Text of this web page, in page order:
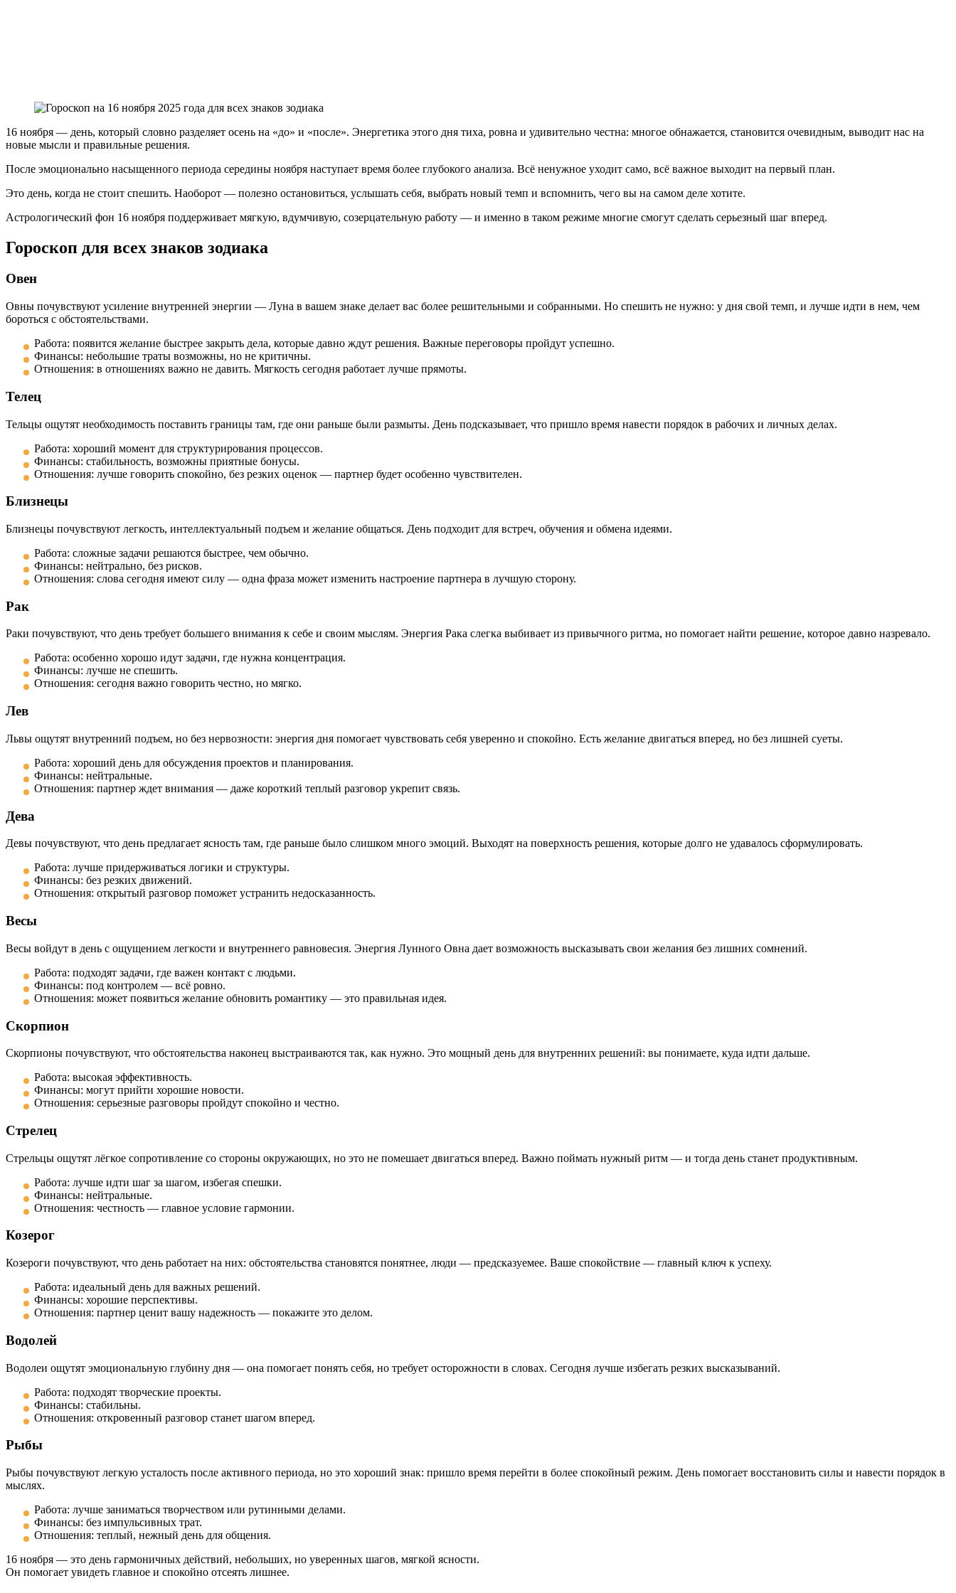
16 ноября — день, который словно разделяет осень на «до» и «после». Энергетика этого дня тиха, ровна и удивительно честна: многое обнажается, становится очевидным, выводит нас на
новые мысли и правильные решения.
После эмоционально насыщенного периода середины ноября наступает время более глубокого анализа. Всё ненужное уходит само, всё важное выходит на первый план.
Это день, когда не стоит спешить. Наоборот — полезно остановиться, услышать себя, выбрать новый темп и вспомнить, чего вы на самом деле хотите.
Астрологический фон 16 ноября поддерживает мягкую, вдумчивую, созерцательную работу — и именно в таком режиме многие смогут сделать серьезный шаг вперед.
Гороскоп для всех знаков зодиака
Овен
Овны почувствуют усиление внутренней энергии — Луна в вашем знаке делает вас более решительными и собранными. Но спешить не нужно: у дня свой темп, и лучше идти в нем, чем
бороться с обстоятельствами.
Работа: появится желание быстрее закрыть дела, которые давно ждут решения. Важные переговоры пройдут успешно.
Финансы: небольшие траты возможны, но не критичны.
Отношения: в отношениях важно не давить. Мягкость сегодня работает лучше прямоты.
Телец
Тельцы ощутят необходимость поставить границы там, где они раньше были размыты. День подсказывает, что пришло время навести порядок в рабочих и личных делах.
Работа: хороший момент для структурирования процессов.
Финансы: стабильность, возможны приятные бонусы.
Отношения: лучше говорить спокойно, без резких оценок — партнер будет особенно чувствителен.
Близнецы
Близнецы почувствуют легкость, интеллектуальный подъем и желание общаться. День подходит для встреч, обучения и обмена идеями.
Работа: сложные задачи решаются быстрее, чем обычно.
Финансы: нейтрально, без рисков.
Отношения: слова сегодня имеют силу — одна фраза может изменить настроение партнера в лучшую сторону.
Рак
Раки почувствуют, что день требует большего внимания к себе и своим мыслям. Энергия Рака слегка выбивает из привычного ритма, но помогает найти решение, которое давно назревало.
Работа: особенно хорошо идут задачи, где нужна концентрация.
Финансы: лучше не спешить.
Отношения: сегодня важно говорить честно, но мягко.
Лев
Львы ощутят внутренний подъем, но без нервозности: энергия дня помогает чувствовать себя уверенно и спокойно. Есть желание двигаться вперед, но без лишней суеты.
Работа: хороший день для обсуждения проектов и планирования.
Финансы: нейтральные.
Отношения: партнер ждет внимания — даже короткий теплый разговор укрепит связь.
Дева
Девы почувствуют, что день предлагает ясность там, где раньше было слишком много эмоций. Выходят на поверхность решения, которые долго не удавалось сформулировать.
Работа: лучше придерживаться логики и структуры.
Финансы: без резких движений.
Отношения: открытый разговор поможет устранить недосказанность.
Весы
Весы войдут в день с ощущением легкости и внутреннего равновесия. Энергия Лунного Овна дает возможность высказывать свои желания без лишних сомнений.
Работа: подходят задачи, где важен контакт с людьми.
Финансы: под контролем — всё ровно.
Отношения: может появиться желание обновить романтику — это правильная идея.
Скорпион
Скорпионы почувствуют, что обстоятельства наконец выстраиваются так, как нужно. Это мощный день для внутренних решений: вы понимаете, куда идти дальше.
Работа: высокая эффективность.
Финансы: могут прийти хорошие новости.
Отношения: серьезные разговоры пройдут спокойно и честно.
Стрелец
Стрельцы ощутят лёгкое сопротивление со стороны окружающих, но это не помешает двигаться вперед. Важно поймать нужный ритм — и тогда день станет продуктивным.
Работа: лучше идти шаг за шагом, избегая спешки.
Финансы: нейтральные.
Отношения: честность — главное условие гармонии.
Козерог
Козероги почувствуют, что день работает на них: обстоятельства становятся понятнее, люди — предсказуемее. Ваше спокойствие — главный ключ к успеху.
Работа: идеальный день для важных решений.
Финансы: хорошие перспективы.
Отношения: партнер ценит вашу надежность — покажите это делом.
Водолей
Водолеи ощутят эмоциональную глубину дня — она помогает понять себя, но требует осторожности в словах. Сегодня лучше избегать резких высказываний.
Работа: подходят творческие проекты.
Финансы: стабильны.
Отношения: откровенный разговор станет шагом вперед.
Рыбы
Рыбы почувствуют легкую усталость после активного периода, но это хороший знак: пришло время перейти в более спокойный режим. День помогает восстановить силы и навести порядок в
мыслях.
Работа: лучше заниматься творчеством или рутинными делами.
Финансы: без импульсивных трат.
Отношения: теплый, нежный день для общения.
16 ноября — это день гармоничных действий, небольших, но уверенных шагов, мягкой ясности.
Он помогает увидеть главное и спокойно отсеять лишнее.